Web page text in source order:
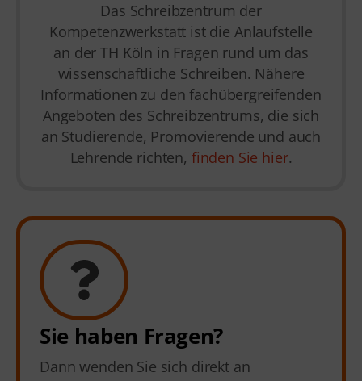
Das Schreibzentrum der
Kompetenzwerkstatt ist die Anlaufstelle
an der TH Köln in Fragen rund um das
wissenschaftliche Schreiben. Nähere
Informationen zu den fachübergreifenden
Angeboten des Schreibzentrums, die sich
an Studierende, Promovierende und auch
Lehrende richten, finden Sie hier.
Sie haben Fragen?
Dann wenden Sie sich direkt an